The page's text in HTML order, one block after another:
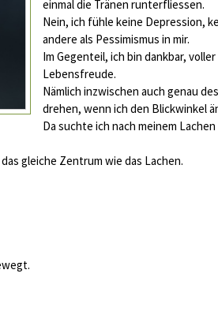
einmal die Tränen runterfliessen.
Nein, ich fühle keine Depression,
andere als Pessimismus in mir.
Im Gegenteil, ich bin dankbar,
Lebensfreude.
Nämlich inzwischen auch genau
drehen, wenn ich den Blickwinkel
Da suchte ich nach meinem
gleiche Zentrum wie das Lachen.